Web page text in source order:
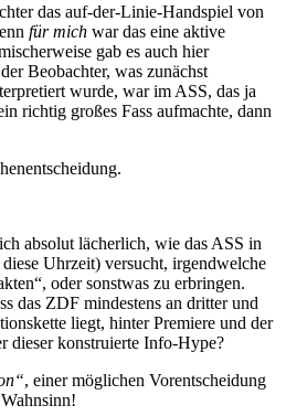
das auf-der-Linie-Handspiel von
für mich war das eine aktive
gab es auch hier
Beobachter, was zunächst
wurde, war im ASS, das ja
richtig großes Fass aufmachte, dann
absolut lächerlich, wie das ASS in
Uhrzeit) versucht, irgendwelche
oder sonstwas zu erbringen.
das ZDF mindestens an dritter und
liegt, hinter Premiere und der
dieser konstruierte Info-Hype?
, einer möglichen Vorentscheidung